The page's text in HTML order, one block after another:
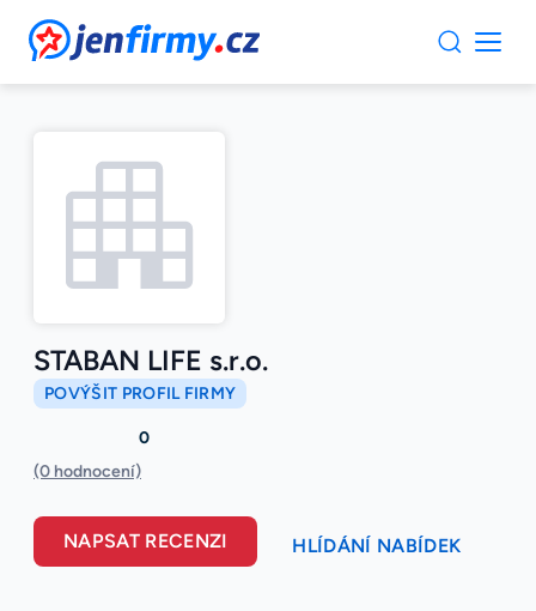
JenFirmy.cz
STABAN LIFE s.r.o.
POVÝŠIT PROFIL FIRMY
0
(0 hodnocení)
NAPSAT RECENZI HLÍDÁNÍ NABÍDEK